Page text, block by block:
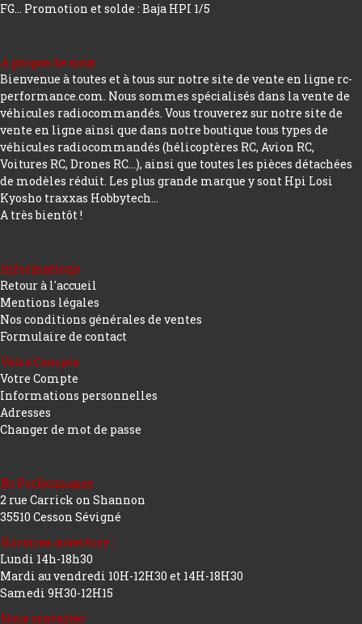
FG... Promotion et solde : Baja HPI 1/5
A propos de nous
Bienvenue à toutes et à tous sur notre site de vente en ligne rc-
performance.com. Nous sommes spécialisés dans la vente de
véhicules radiocommandés. Vous trouverez sur notre site de
vente en ligne ainsi que dans notre boutique tous types de
véhicules radiocommandés (hélicoptères RC, Avion RC,
Voitures RC, Drones RC…), ainsi que toutes les pièces détachées
de modèles réduit. Les plus grande marque y sont Hpi Losi
Kyosho traxxas Hobbytech...
A très bientôt !
Informations
Retour à l'accueil
Mentions légales
Nos conditions générales de ventes
Formulaire de contact
Votre Compte
Votre Compte
Informations personnelles
Adresses
Changer de mot de passe
Rc Performance
2 rue Carrick on Shannon
35510 Cesson Sévigné
Horaires ouverture :
Lundi 14h-18h30
Mardi au vendredi 10H-12H30 et 14H-18H30
Samedi 9H30-12H15
Nous contacter